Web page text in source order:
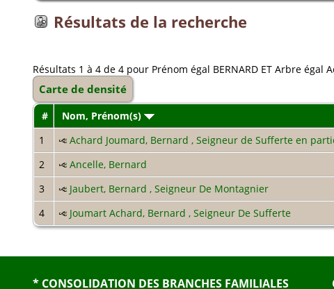
Résultats de la recherche
Résultats 1 à 4 de 4 pour Prénom égal BERNARD ET Arbre égal
Carte de densité
# Nom, Prénom(s)
1
Achard Joumard, Bernard , Seigneur de Sufferte en
2
Ancelle, Bernard
3
Jaubert, Bernard , Seigneur De Montagnier
4
Joumart Achard, Bernard , Seigneur De Sufferte
* CONSOLIDATION DES BRANCHES FAMILIALES